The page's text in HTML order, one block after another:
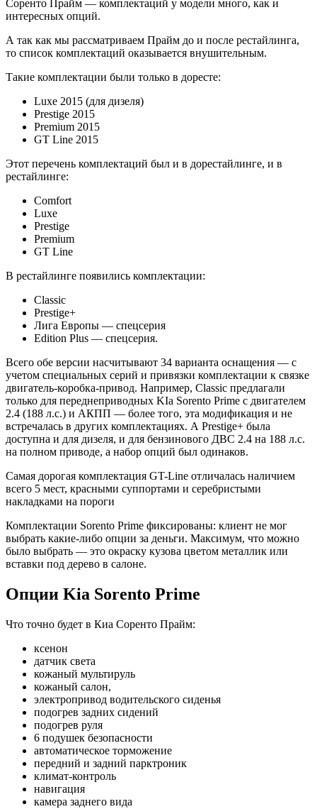
Соренто Прайм — комплектаций у модели много, как и
интересных опций.
А так как мы рассматриваем Прайм до и после рестайлинга,
то список комплектаций оказывается внушительным.
Такие комплектации были только в доресте:
Luxe 2015 (для дизеля)
Prestige 2015
Premium 2015
GT Line 2015
Этот перечень комплектаций был и в дорестайлинге, и в
рестайлинге:
Comfort
Luxe
Prestige
Premium
GT Line
В рестайлинге появились комплектации:
Classic
Prestige+
Лига Европы — спецсерия
Edition Plus — спецсерия.
Всего обе версии насчитывают 34 варианта оснащения — с
учетом специальных серий и привязки комплектации к связке
двигатель-коробка-привод. Например, Classic предлагали
только для переднеприводных KIa Sorento Prime с двигателем
2.4 (188 л.с.) и АКПП — более того, эта модификация и не
встречалась в других комплектациях. А Prestige+ была
доступна и для дизеля, и для бензинового ДВС 2.4 на 188 л.с.
на полном приводе, а набор опций был одинаков.
Самая дорогая комплектация GT-Line отличалась наличием
всего 5 мест, красными суппортами и серебристыми
накладками на пороги
Комплектации Sorento Prime фиксированы: клиент не мог
выбрать какие-либо опции за деньги. Максимум, что можно
было выбрать — это окраску кузова цветом металлик или
вставки под дерево в салоне.
Опции Kia Sorento Prime
Что точно будет в Киа Соренто Прайм:
ксенон
датчик света
кожаный мультируль
кожаный салон,
электропривод водительского сиденья
подогрев задних сидений
подогрев руля
6 подушек безопасности
автоматическое торможение
передний и задний парктроник
климат-контроль
навигация
камера заднего вида